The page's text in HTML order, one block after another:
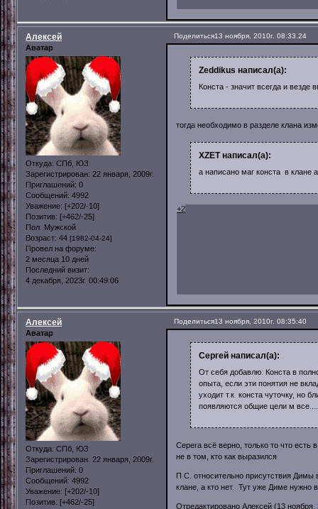
Поделиться13 ноября, 2010г. 08:33:24
Алексей
Аватар
Откуда: СПб, ЮЗ
Зарегистрирован: 22 января, 2009г.
Приглашений: 0
Сообщений: 4992
Уважение: [+202/-10]
Позитив: [+462/-25]
Пол: Мужской
Возраст: 44 [1982-04-24]
Провел на форуме:
2 месяца 10 дней
Последний визит:
4 декабря, 2023г. 00:49:06
Zeddikus написал(а):
Конста - значит всегда и везде
тогда необходимо в разделе клана
XZET написал(а):
а написано маг конста в клане
+2
Поделиться13 ноября, 2010г. 08:35:40
Алексей
Аватар
Откуда: СПб, ЮЗ
Зарегистрирован: 22 января, 2009г.
Приглашений: 0
Сообщений: 4992
Уважение: [+202/-10]
Позитив: [+462/-25]
Сергей написал(а):
От себя добавлю: Конста в
опыта, если эти понятия не
уходит т.к. конста чуточку, но
появляются общие цели м
Серега всё верно, только то что есть
не в том, кто как выразился
П.С. относительно присутствия Димы
клане, а кто нет. Тут уже Диме нужно
Отредактировано Алексей (13 ноября,